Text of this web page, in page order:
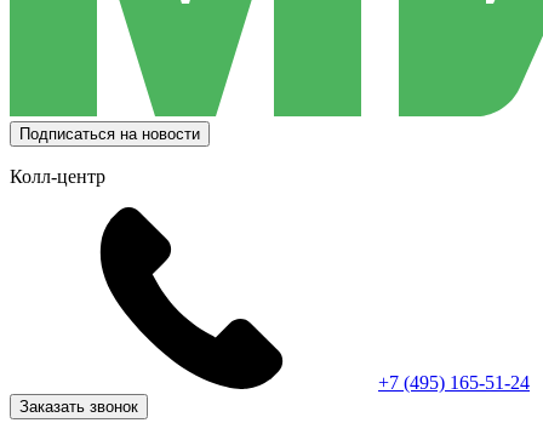
Подписаться на новости
Колл-центр
+7 (495) 165-51-24
Заказать звонок